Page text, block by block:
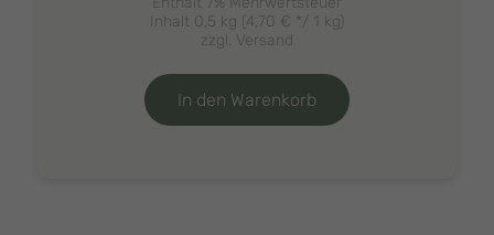
Inhalt 0,5 kg (4,70 € */ 1 kg)
zzgl. Versand
In den Warenkorb